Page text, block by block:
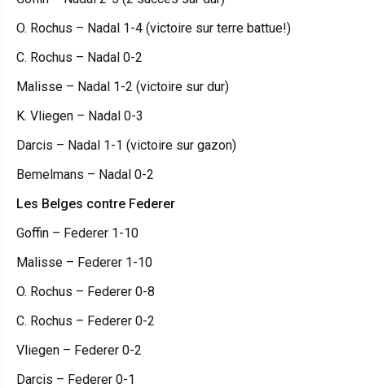
O. Rochus – Nadal 1-4 (victoire sur terre battue!)
C. Rochus – Nadal 0-2
Malisse – Nadal 1-2 (victoire sur dur)
K. Vliegen – Nadal 0-3
Darcis – Nadal 1-1 (victoire sur gazon)
Bemelmans – Nadal 0-2
Les Belges contre Federer
Goffin – Federer 1-10
Malisse – Federer 1-10
O. Rochus – Federer 0-8
C. Rochus – Federer 0-2
Vliegen – Federer 0-2
Darcis – Federer 0-1